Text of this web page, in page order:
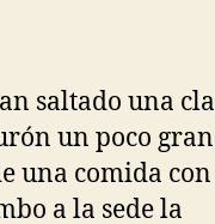
saltado una
un poco
una comida
a la sede la